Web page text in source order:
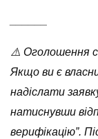
⚠️ Оголошення
Якщо ви є
надіслати
натиснувши
верифікацію”.